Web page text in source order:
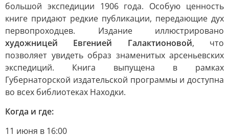
большой экспедиции 1906 года. Особую ценность
книге придают редкие публикации, передающие дух
первопроходцев. Издание иллюстрировано
художницей Евгенией Галактионовой, что
позволяет увидеть образ знаменитых арсеньевских
экспедиций. Книга выпущена в рамках
Губернаторской издательской программы и доступна
во всех библиотеках Находки.
Когда и где:
11 июня в 16:00